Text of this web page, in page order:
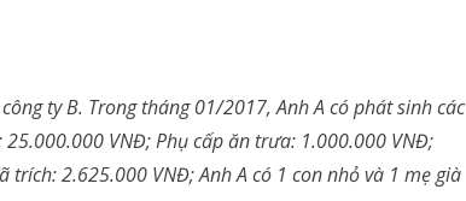
ty B. Trong tháng 01/2017, Anh A có phát sinh các
VNĐ; Phụ cấp ăn trưa: 1.000.000 VNĐ;
2.625.000 VNĐ; Anh A có 1 con nhỏ và 1 mẹ già